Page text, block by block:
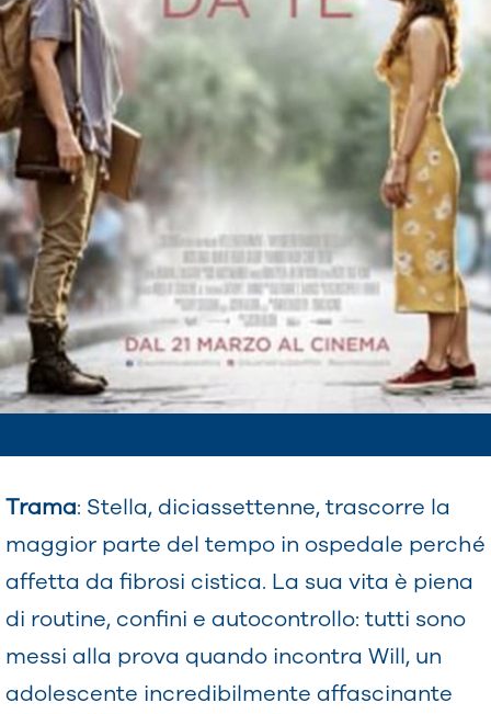
Trama: Stella, diciassettenne, trascorre la
maggior parte del tempo in ospedale perché
affetta da fibrosi cistica. La sua vita è piena
di routine, confini e autocontrollo: tutti sono
messi alla prova quando incontra Will, un
adolescente incredibilmente affascinante